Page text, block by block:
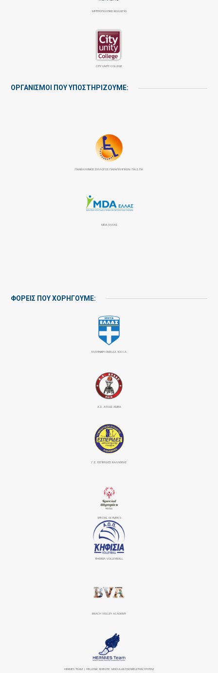
ΜΗΤΡΟΠΟΛΙΤΙΚΟ ΚΟΛΛΕΓΙΟ
CITY UNITY COLLEGE
ΟΡΓΑΝΙΣΜΟΙ ΠΟΥ ΥΠΟΣΤΗΡΙΖΟΥΜΕ:
ΠΑΝΕΛΛΉΝΙΟΣ ΣΎΛΛΟΓΟΣ ΠΑΡΑΠΛΗΓΙΚΏΝ: ΠΑ.Σ.ΠΑ
MDA ΕΛΛΑΣ
ΦΟΡΕΙΣ ΠΟΥ ΧΟΡΗΓΟΥΜΕ:
ΕΛΛΗΝΙΚΗ ΟΜΑΔΑ SOCCA
Α.Σ. ΑΤΛΑΣ ΑΜΕΑ
Γ.Σ. ΕΣΠΕΡΙΔΕΣ ΚΑΛΛΙΘΕΑΣ
SPECIAL OLYMPICS
ΚΗΦΙΣΙΆ VOLLEYBALL
BEACH VOLLEY ACADEMY
HERMES TEAM | HELLENIC ROBOTIC MODULAR EXOSKELETON SYSTEM